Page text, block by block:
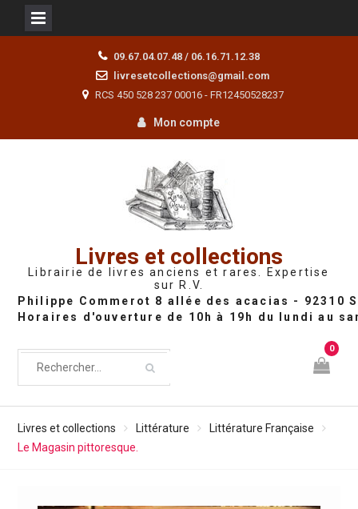
09.67.04.07.48 / 06.16.71.12.38
livresetcollections@gmail.com
RCS 450 528 237 00016 - FR12450528237
Mon compte
Livres et collections
Librairie de livres anciens et rares. Expertise
sur R.V.
0
Livres et collections Littérature
Littérature Française
Le Magasin pittoresque.